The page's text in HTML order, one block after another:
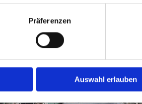
Präferenzen
Auswahl erlauben